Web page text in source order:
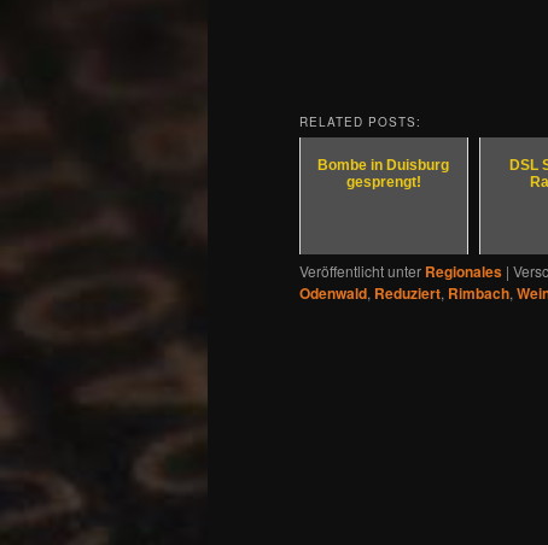
RELATED POSTS:
Bombe in Duisburg
gesprengt!
DSL
Veröffentlicht unter Regionales |
Odenwald, Reduziert, Rimbach,